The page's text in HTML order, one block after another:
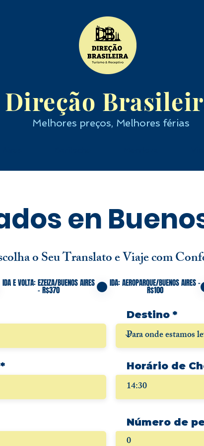
Direção
Melhores preços, Melhores férias
en
o Seu Translato e Viaje com
IDA E VOLTA: EZEIZA/BUENOS AIRES
- R$370
IDA: AEROPARQUE/BUENOS AIRES -
R$100
Destino
*r
e
d
Horário de
14:30
Número de